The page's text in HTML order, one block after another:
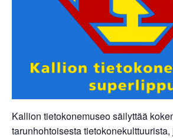
Kallion tietokonemuseo säilyttää
tarunhohtoisesta